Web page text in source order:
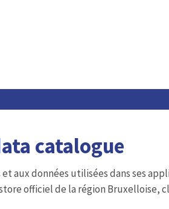
catalogue
aux données utilisées dans ses
officiel de la région Bruxelloise,